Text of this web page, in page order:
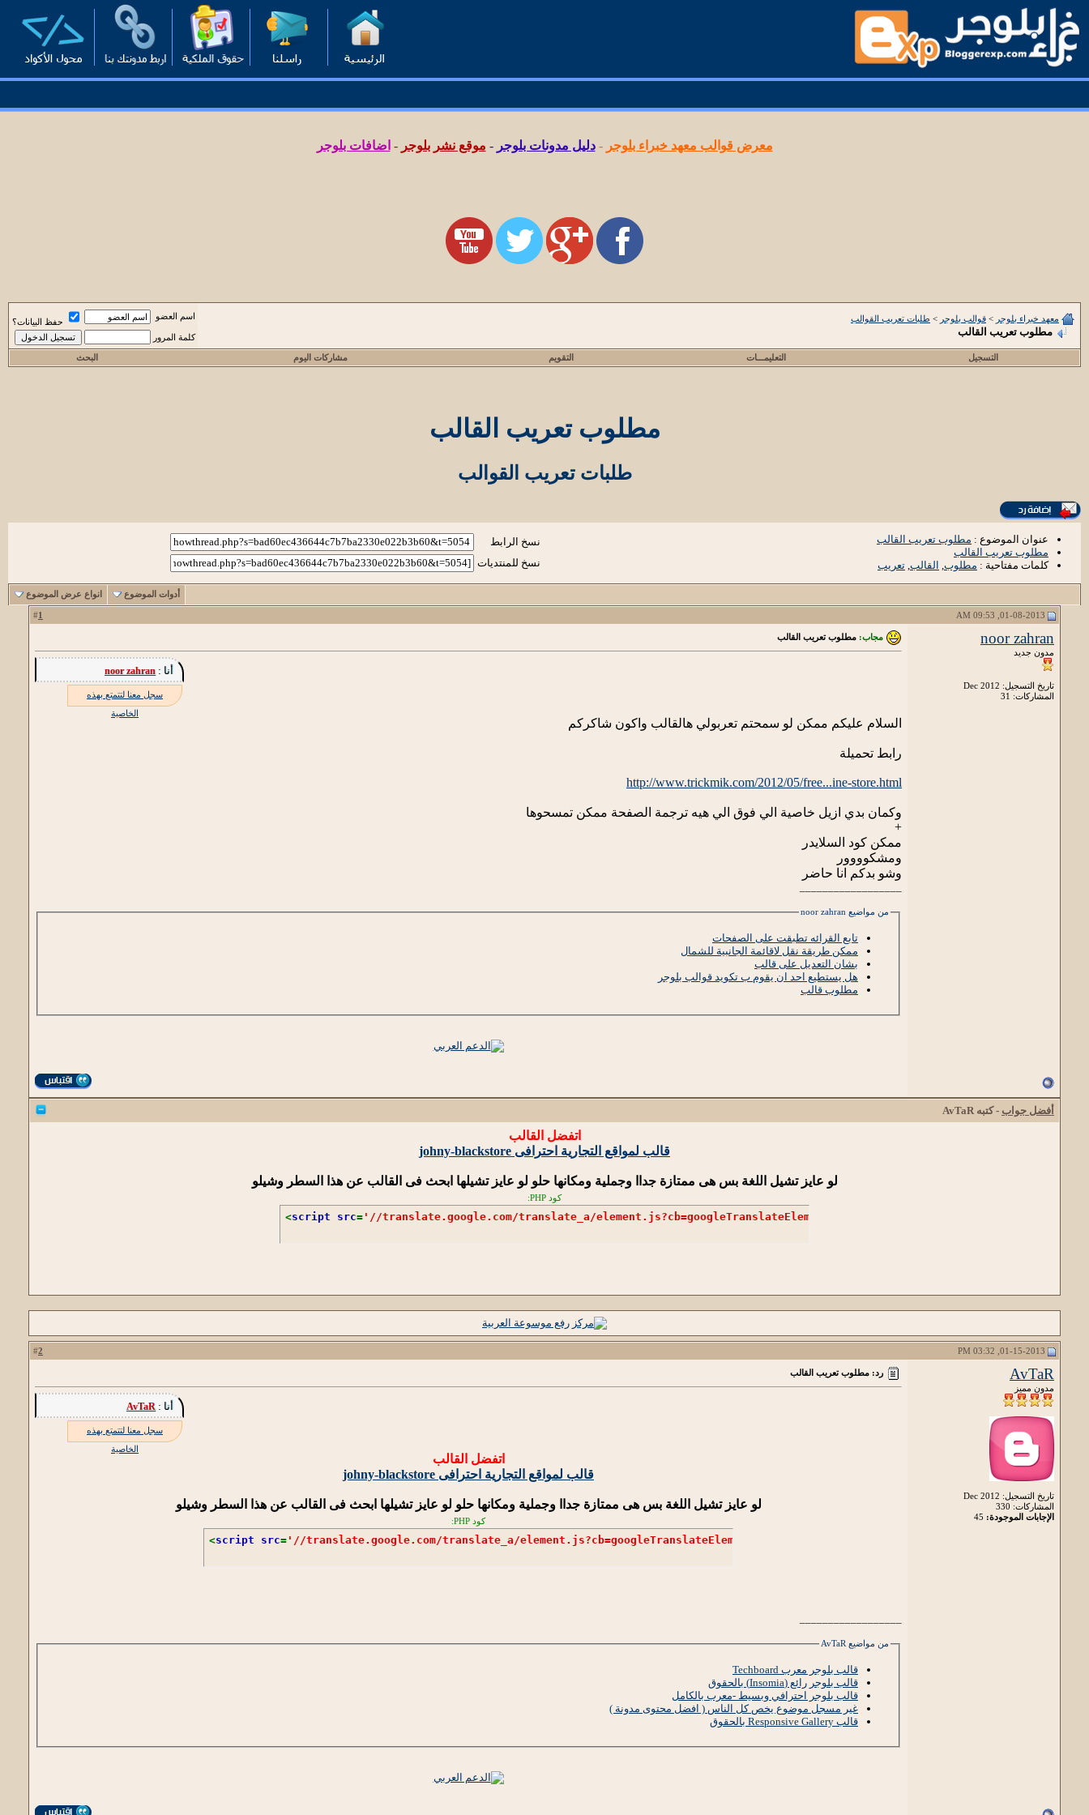
معرض قوالب معهد خبراء بلوجر -دليل مدونات بلوجر - موقع نشر بلوجر - اضافات بلوجر
معهد خبراء بلوجر > قوالب بلوجر > طلبات تعريب القوالب
مطلوب تعريب القالب
اسم العضو
حفظ البيانات؟
كلمة المرور
التسجيل التعليمـــات التقويم مشاركات اليوم البحث
مطلوب تعريب القالب
طلبات تعريب القوالب
عنوان الموضوع : مطلوب تعريب القالب
مطلوب تعريب القالب
كلمات مفتاحية : مطلوب, القالب, تعريب
نسخ الرابط
نسخ للمنتديات
أدوات الموضوع انواع عرض الموضوع
1
noor zahran
مدون جديد
تاريخ التسجيل: Dec 2012
المشاركات: 31
مجاب: مطلوب تعريب القالب
أنا :noor zahran
سجل معنا لتتمتع بهذه
الخاصية
السلام عليكم ممكن لو سمحتم تعربولي هالقالب واكون شاكركم
رابط تحميلة
http://www.trickmik.com/2012/05/free...ine-store.html
وكمان بدي ازيل خاصية الي فوق الي هيه ترجمة الصفحة ممكن تمسحوها
+
ممكن كود السلايدر
ومشكوووور
وشو بدكم انا حاضر
من مواضيع noor zahran
تابع القرائه تطبقت على الصفحات
ممكن طريقة نقل لاقائمة الجانبية للشمال
بشان التعديل على قالب
هل يستطيع احد ان يقوم ب تكويد قوالب بلوجر
مطلوب قالب
أفضل جواب - كتبه AvTaR
اتفضل القالب
قالب لمواقع التجارية احترافى johny-blackstore
لو عايز تشيل اللغة بس هى ممتازة جداا وجملية ومكانها حلو لو عايز تشيلها ابحث فى القالب عن هذا السطر وشيلو
كود PHP:
<script src= '//translate.google.com/translate_a/element.js?cb=googleTranslateElementInit'
2
AvTaR
مدون مميز
تاريخ التسجيل: Dec 2012
المشاركات: 330
الإجابات الموجودة:
رد: مطلوب تعريب القالب
أنا :AvTaR
سجل معنا لتتمتع بهذه
الخاصية
اتفضل القالب
قالب لمواقع التجارية احترافى johny-blackstore
لو عايز تشيل اللغة بس هى ممتازة جداا وجملية ومكانها حلو لو عايز تشيلها ابحث فى القالب عن هذا السطر وشيلو
كود PHP:
<script src= '//translate.google.com/translate_a/element.js?cb=googleTranslateElementInit'
من مواضيع AvTaR
قالب بلوجر معرب Techboard
قالب بلوجر رائع (Insomia) بالحقوق
قالب بلوجر احترافي وبسيط -معرب بالكامل
غير مسجل موضوع يخص كل الناس ( افضل محتوى مدونة )
قالب Responsive Gallery بالحقوق